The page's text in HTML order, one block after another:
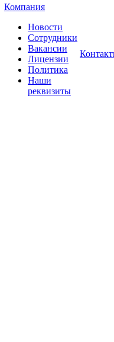
Компания
Новости
Сотрудники
Вакансии
Лицензии
Политика
Наши
реквизиты